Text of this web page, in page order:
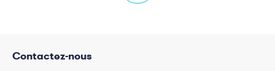
Contactez-nous